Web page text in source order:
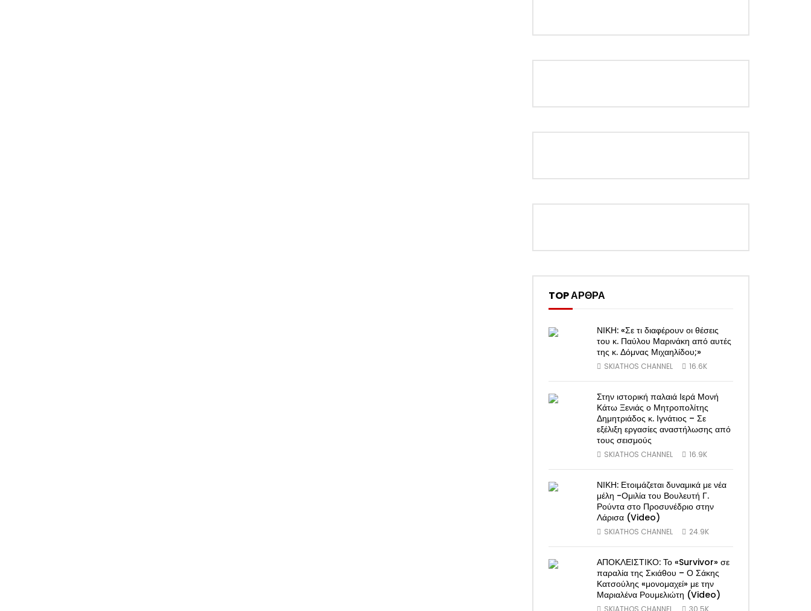
TOP ΑΡΘΡΑ
ΝΙΚΗ: «Σε τι διαφέρουν οι θέσεις
του κ. Παύλου Μαρινάκη από αυτές
της κ. Δόμνας Μιχαηλίδου;»
SKIATHOS CHANNEL 16.6K
Στην ιστορική παλαιά Ιερά Μονή
Κάτω Ξενιάς ο Μητροπολίτης
Δημητριάδος κ. Ιγνάτιος – Σε
εξέλιξη εργασίες αναστήλωσης από
τους σεισμούς
SKIATHOS CHANNEL 16.9K
ΝΙΚΗ: Ετοιμάζεται δυναμικά με νέα
μέλη -Ομιλία του Βουλευτή Γ.
Ρούντα στο Προσυνέδριο στην
Λάρισα (Video)
SKIATHOS CHANNEL 24.9K
ΑΠΟΚΛΕΙΣΤΙΚΟ: Το «Survivor» σε
παραλία της Σκιάθου – Ο Σάκης
Κατσούλης «μονομαχεί» με την
Μαριαλένα Ρουμελιώτη (Video)